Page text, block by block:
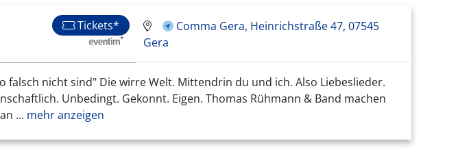
Tickets*
Comma Gera, Heinrichstraße 47, 07545
Gera
falsch nicht sind" Die wirre Welt. Mittendrin du und ich. Also Liebeslieder.
Unbedingt. Gekonnt. Eigen. Thomas Rühmann & Band machen
... mehr anzeigen